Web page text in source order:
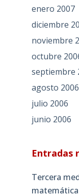
enero 2007
diciembre
noviembre
octubre
septiembre
agosto 2006
julio 2006
junio 2006
Entradas
Tercera
matemática